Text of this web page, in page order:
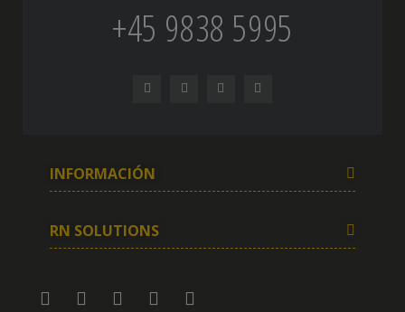
+45 9838 5995
INFORMACIÓN
RN SOLUTIONS